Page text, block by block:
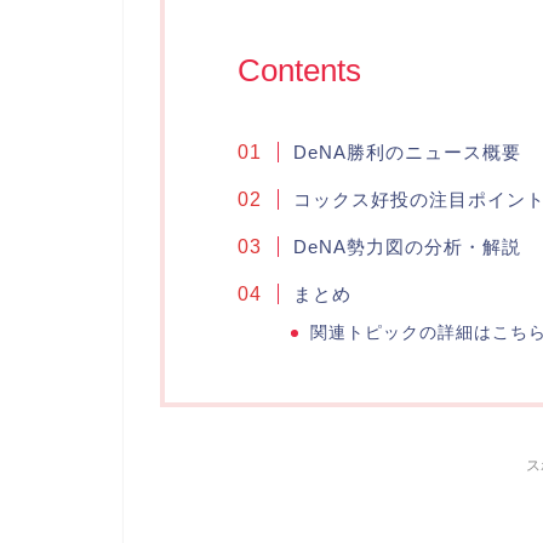
Contents
DeNA勝利のニュース概要
コックス好投の注目ポイント
DeNA勢力図の分析・解説
まとめ
関連トピックの詳細はこちら